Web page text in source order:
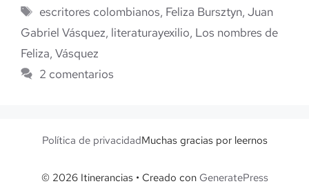
Etiquetas
escritores colombianos, Feliza Bursztyn,Juan
Gabriel Vásquez, literaturayexilio, Los nombres de
Feliza, Vásquez
2 comentarios
Política de privacidadMuchas gracias por leernos
© 2026 Itinerancias• Creado con GeneratePress